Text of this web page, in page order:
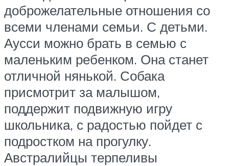
доброжелательные отношения со
всеми членами семьи. С детьми.
Аусси можно брать в семью с
маленьким ребенком. Она станет
отличной нянькой. Собака
присмотрит за малышом,
поддержит подвижную игру
школьника, с радостью пойдет с
подростком на прогулку.
Австралийцы терпеливы